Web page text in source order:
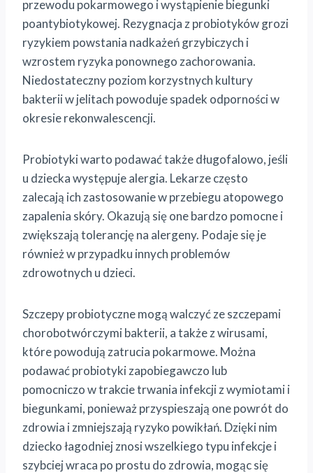
przewodu pokarmowego i wystąpienie biegunki
poantybiotykowej. Rezygnacja z probiotyków grozi
ryzykiem powstania nadkażeń grzybiczych i
wzrostem ryzyka ponownego zachorowania.
Niedostateczny poziom korzystnych kultury
bakterii w jelitach powoduje spadek odporności w
okresie rekonwalescencji.
Probiotyki warto podawać także długofalowo, jeśli
u dziecka występuje alergia. Lekarze często
zalecają ich zastosowanie w przebiegu atopowego
zapalenia skóry. Okazują się one bardzo pomocne i
zwiększają tolerancję na alergeny. Podaje się je
również w przypadku innych problemów
zdrowotnych u dzieci.
Szczepy probiotyczne mogą walczyć ze szczepami
chorobotwórczymi bakterii, a także z wirusami,
które powodują zatrucia pokarmowe. Można
podawać probiotyki zapobiegawczo lub
pomocniczo w trakcie trwania infekcji z wymiotami i
biegunkami, ponieważ przyspieszają one powrót do
zdrowia i zmniejszają ryzyko powikłań. Dzięki nim
dziecko łagodniej znosi wszelkiego typu infekcje i
szybciej wraca po prostu do zdrowia, mogąc się